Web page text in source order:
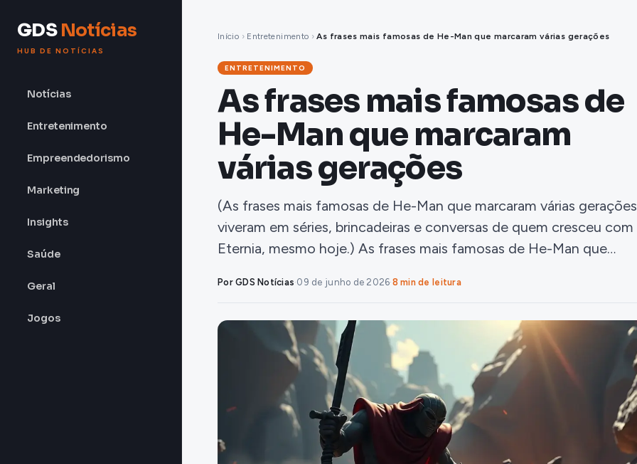
GDSNotícias
HUB DE NOTÍCIAS
Notícias
Entretenimento
Empreendedorismo
Marketing
Insights
Saúde
Geral
Jogos
Início › Entretenimento › As frases mais famosas de He-Man que marcaram várias gerações
ENTRETENIMENTO
As frases mais famosas de
He-Man que marcaram
várias gerações
(As frases mais famosas de He-Man que marcaram várias gerações
viveram em séries, brincadeiras e conversas de quem cresceu com
Eternia, mesmo hoje.) As frases mais famosas de He-Man que…
Por GDS Notícias·09 de junho de 2026·8 min de leitura